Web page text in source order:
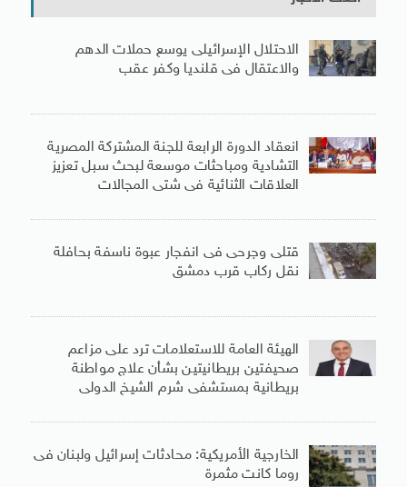
الاحتلال الإسرائيلى يوسع حملات الدهم
والاعتقال فى قلنديا وكفر عقب
انعقاد الدورة الرابعة للجنة المشتركة المصرية
التشادية ومباحثات موسعة لبحث سبل تعزيز
العلاقات الثنائية فى شتى المجالات
قتلى وجرحى فى انفجار عبوة ناسفة بحافلة
نقل ركاب قرب دمشق
الهيئة العامة للاستعلامات ترد على مزاعم
صحيفتين بريطانيتين بشأن علاج مواطنة
بريطانية بمستشفى شرم الشيخ الدولى
الخارجية الأمريكية: محادثات إسرائيل ولبنان فى
روما كانت مثمرة